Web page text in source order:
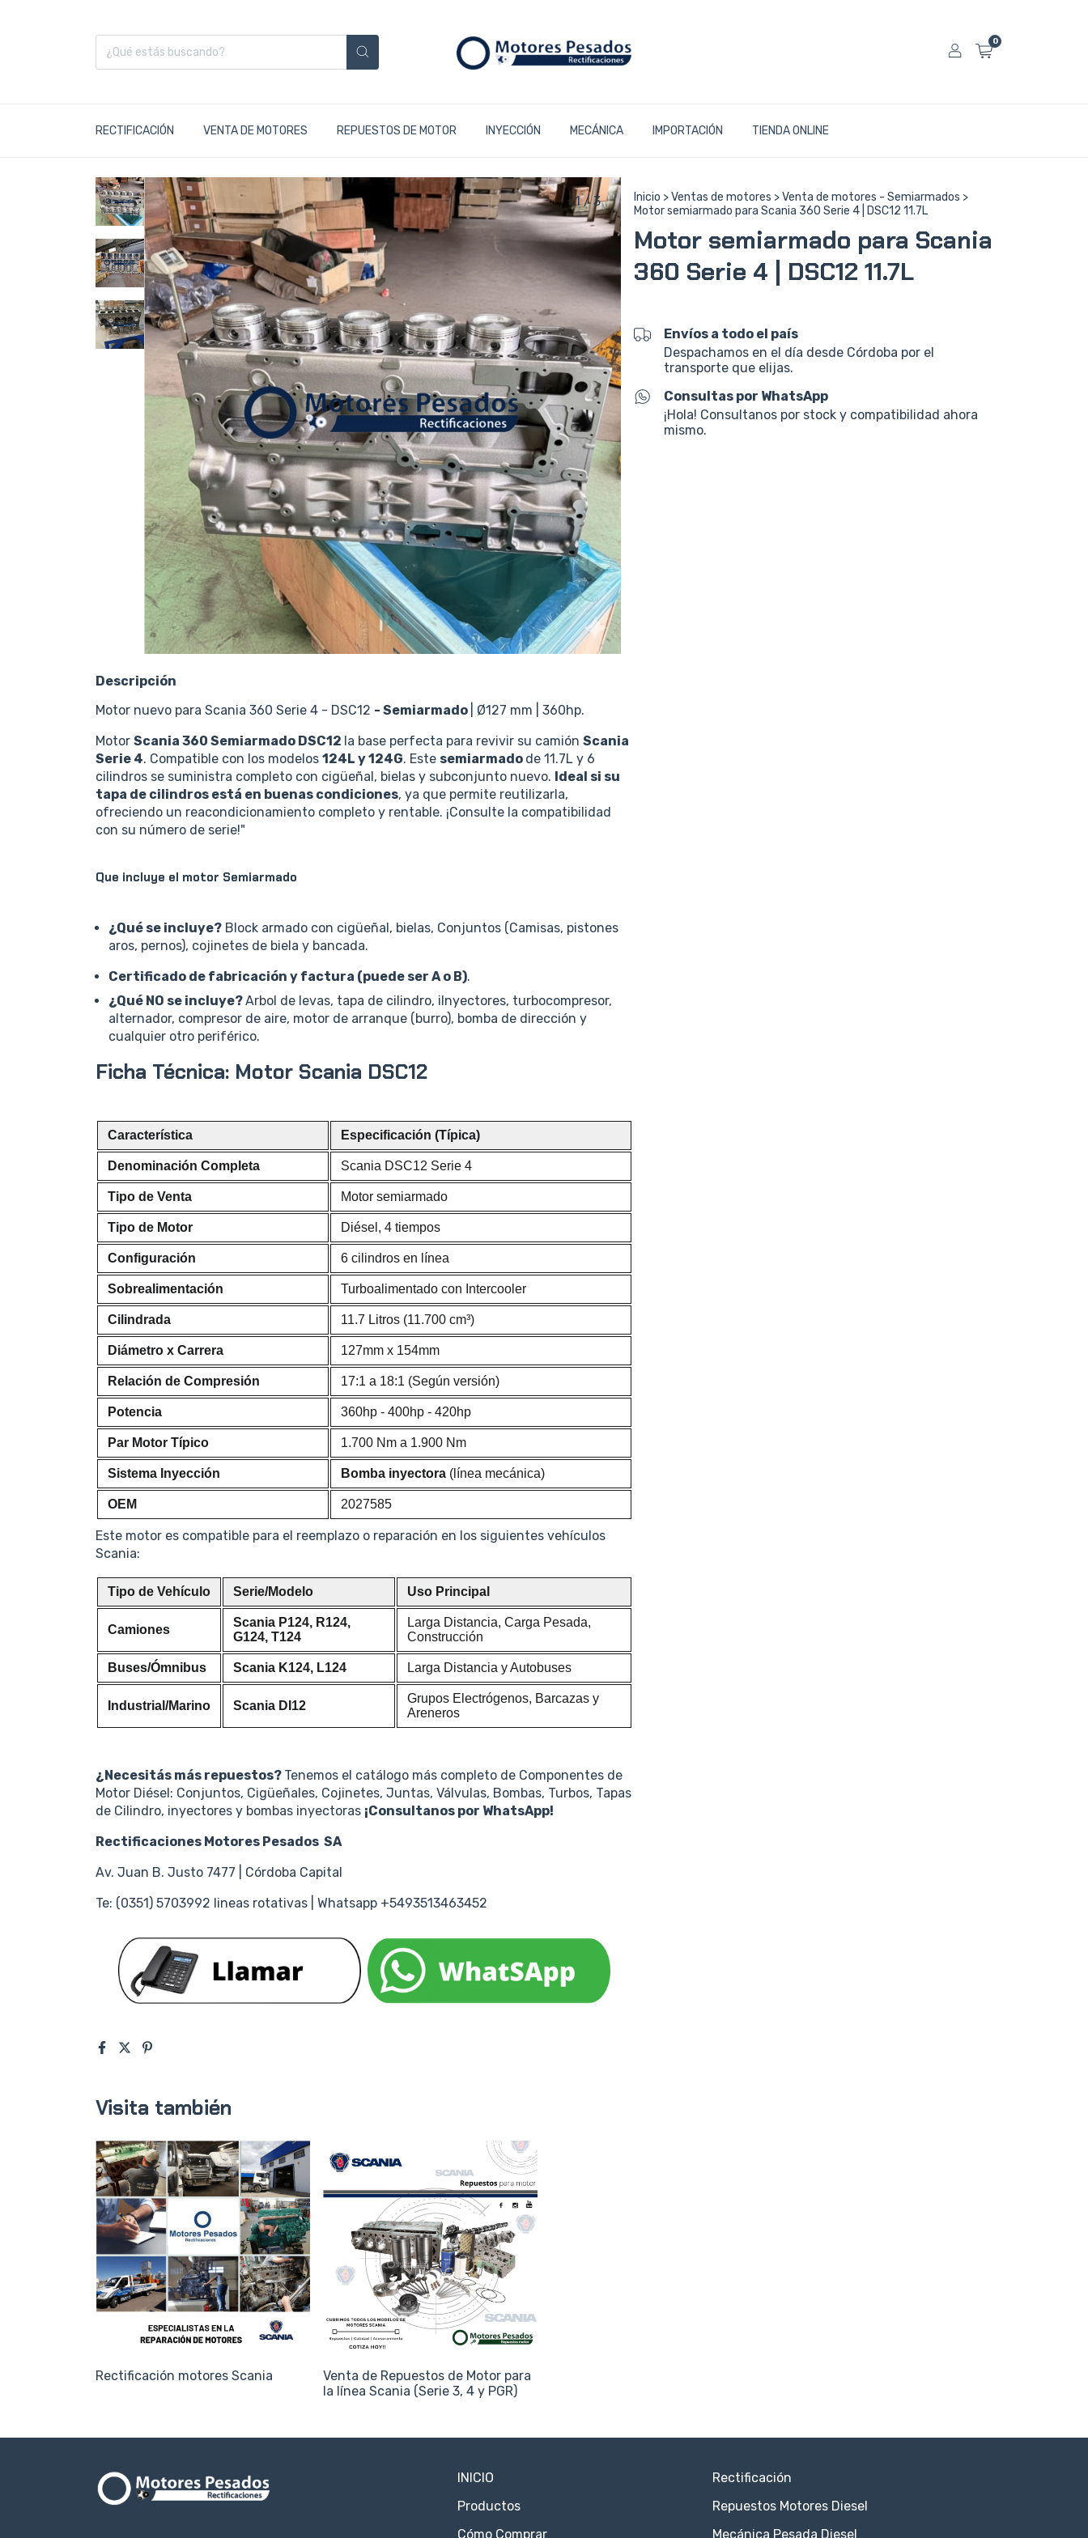
0
RECTIFICACIÓN VENTA DE MOTORES REPUESTOS DE MOTOR INYECCIÓN MECÁNICA IMPORTACIÓN TIENDA ONLINE
1/3 Inicio >Ventas de motores >Venta de motores - Semiarmados >
Motor semiarmado para Scania 360 Serie 4 | DSC12 11.7L
Motor semiarmado para Scania
360 Serie 4 | DSC12 11.7L
Envíos a todo el país
Despachamos en el día desde Córdoba por el
transporte que elijas.
Consultas por WhatsApp
¡Hola! Consultanos por stock y compatibilidad ahora
mismo.
Descripción
Motor nuevo para Scania 360 Serie 4 - DSC12 - Semiarmado
| Ø127 mm | 360hp.
Motor Scania 360 Semiarmado DSC12 la base perfecta para revivir su camión Scania
Serie 4. Compatible con los modelos 124L y 124G. Este semiarmado de 11.7L y 6
cilindros se suministra completo con cigüeñal, bielas y subconjunto nuevo. Ideal si su
tapa de cilindros está en buenas condiciones, ya que permite reutilizarla,
ofreciendo un reacondicionamiento completo y rentable. ¡Consulte la compatibilidad
con su número de serie!"
Que incluye el motor Semiarmado
¿Qué se incluye? Block armado con cigüeñal, bielas, Conjuntos (Camisas, pistones
aros, pernos), cojinetes de biela y bancada.
Certificado de fabricación y factura (puede ser A o B).
¿Qué NO se incluye?Arbol de levas, tapa de cilindro, iInyectores, turbocompresor,
alternador, compresor de aire, motor de arranque (burro), bomba de dirección y
cualquier otro periférico.
Ficha Técnica: Motor Scania DSC12
Característica Especificación (Típica)
Denominación Completa Scania DSC12 Serie 4
Tipo de Venta Motor semiarmado
Tipo de Motor Diésel, 4 tiempos
Configuración 6 cilindros en línea
Sobrealimentación Turboalimentado con Intercooler
Cilindrada 11.7 Litros (11.700 cm³)
Diámetro x Carrera 127mm x 154mm
Relación de Compresión 17:1 a 18:1 (Según versión)
Potencia 360hp - 400hp - 420hp
Par Motor Típico 1.700 Nm a 1.900 Nm
Sistema Inyección Bomba inyectora (línea mecánica)
OEM 2027585
Este motor es compatible para el reemplazo o reparación en los siguientes vehículos
Scania:
Tipo de Vehículo Serie/Modelo Uso Principal
Camiones
Scania P124, R124,
G124, T124
Larga Distancia, Carga Pesada,
Construcción
Buses/Ómnibus Scania K124, L124 Larga Distancia y Autobuses
Industrial/Marino Scania DI12
Grupos Electrógenos, Barcazas y
Areneros
¿Necesitás más repuestos? Tenemos el catálogo más completo de Componentes de
Motor Diésel: Conjuntos, Cigüeñales, Cojinetes, Juntas, Válvulas, Bombas, Turbos, Tapas
de Cilindro, inyectores y bombas inyectoras ¡Consultanos por WhatsApp!
Rectificaciones Motores Pesados SA
Av. Juan B. Justo 7477 | Córdoba Capital
Te: (0351) 5703992 lineas rotativas | Whatsapp +5493513463452
Visita también
Rectificación motores Scania
Venta de Repuestos de Motor para
la línea Scania (Serie 3, 4 y PGR)
INICIO
Productos
Cómo Comprar
Rectificación
Repuestos Motores Diesel
Mecánica Pesada Diesel